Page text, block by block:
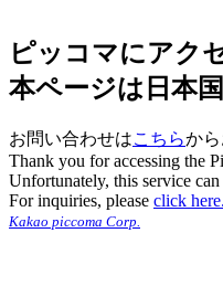
ピッコマにアク
本ページは日本
お問い合わせはこちらから
Thank you for accessing the
Unfortunately, this service
For inquiries, please click here.
Kakao piccoma Corp.